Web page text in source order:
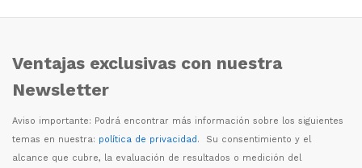
Ventajas exclusivas con nuestra
Newsletter
Aviso importante: Podrá encontrar más información sobre los siguientes
temas en nuestra: política de privacidad. Su consentimiento y el
alcance que cubre, la evaluación de resultados o medición del